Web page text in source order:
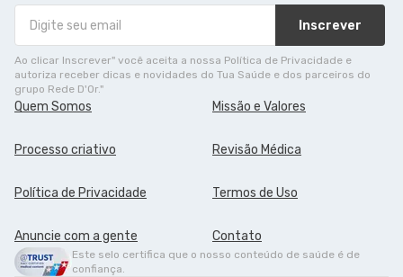
Inscrever
Ao clicar Inscrever" você aceita a nossa Política de Privacidade e
autoriza receber dicas e novidades do Tua Saúde e dos parceiros do
grupo Rede D'Or."
Quem Somos Missão e Valores
Processo criativo Revisão Médica
Política de Privacidade Termos de Uso
Anuncie com a gente Contato
Este selo certifica que o nosso conteúdo de saúde é de
confiança.